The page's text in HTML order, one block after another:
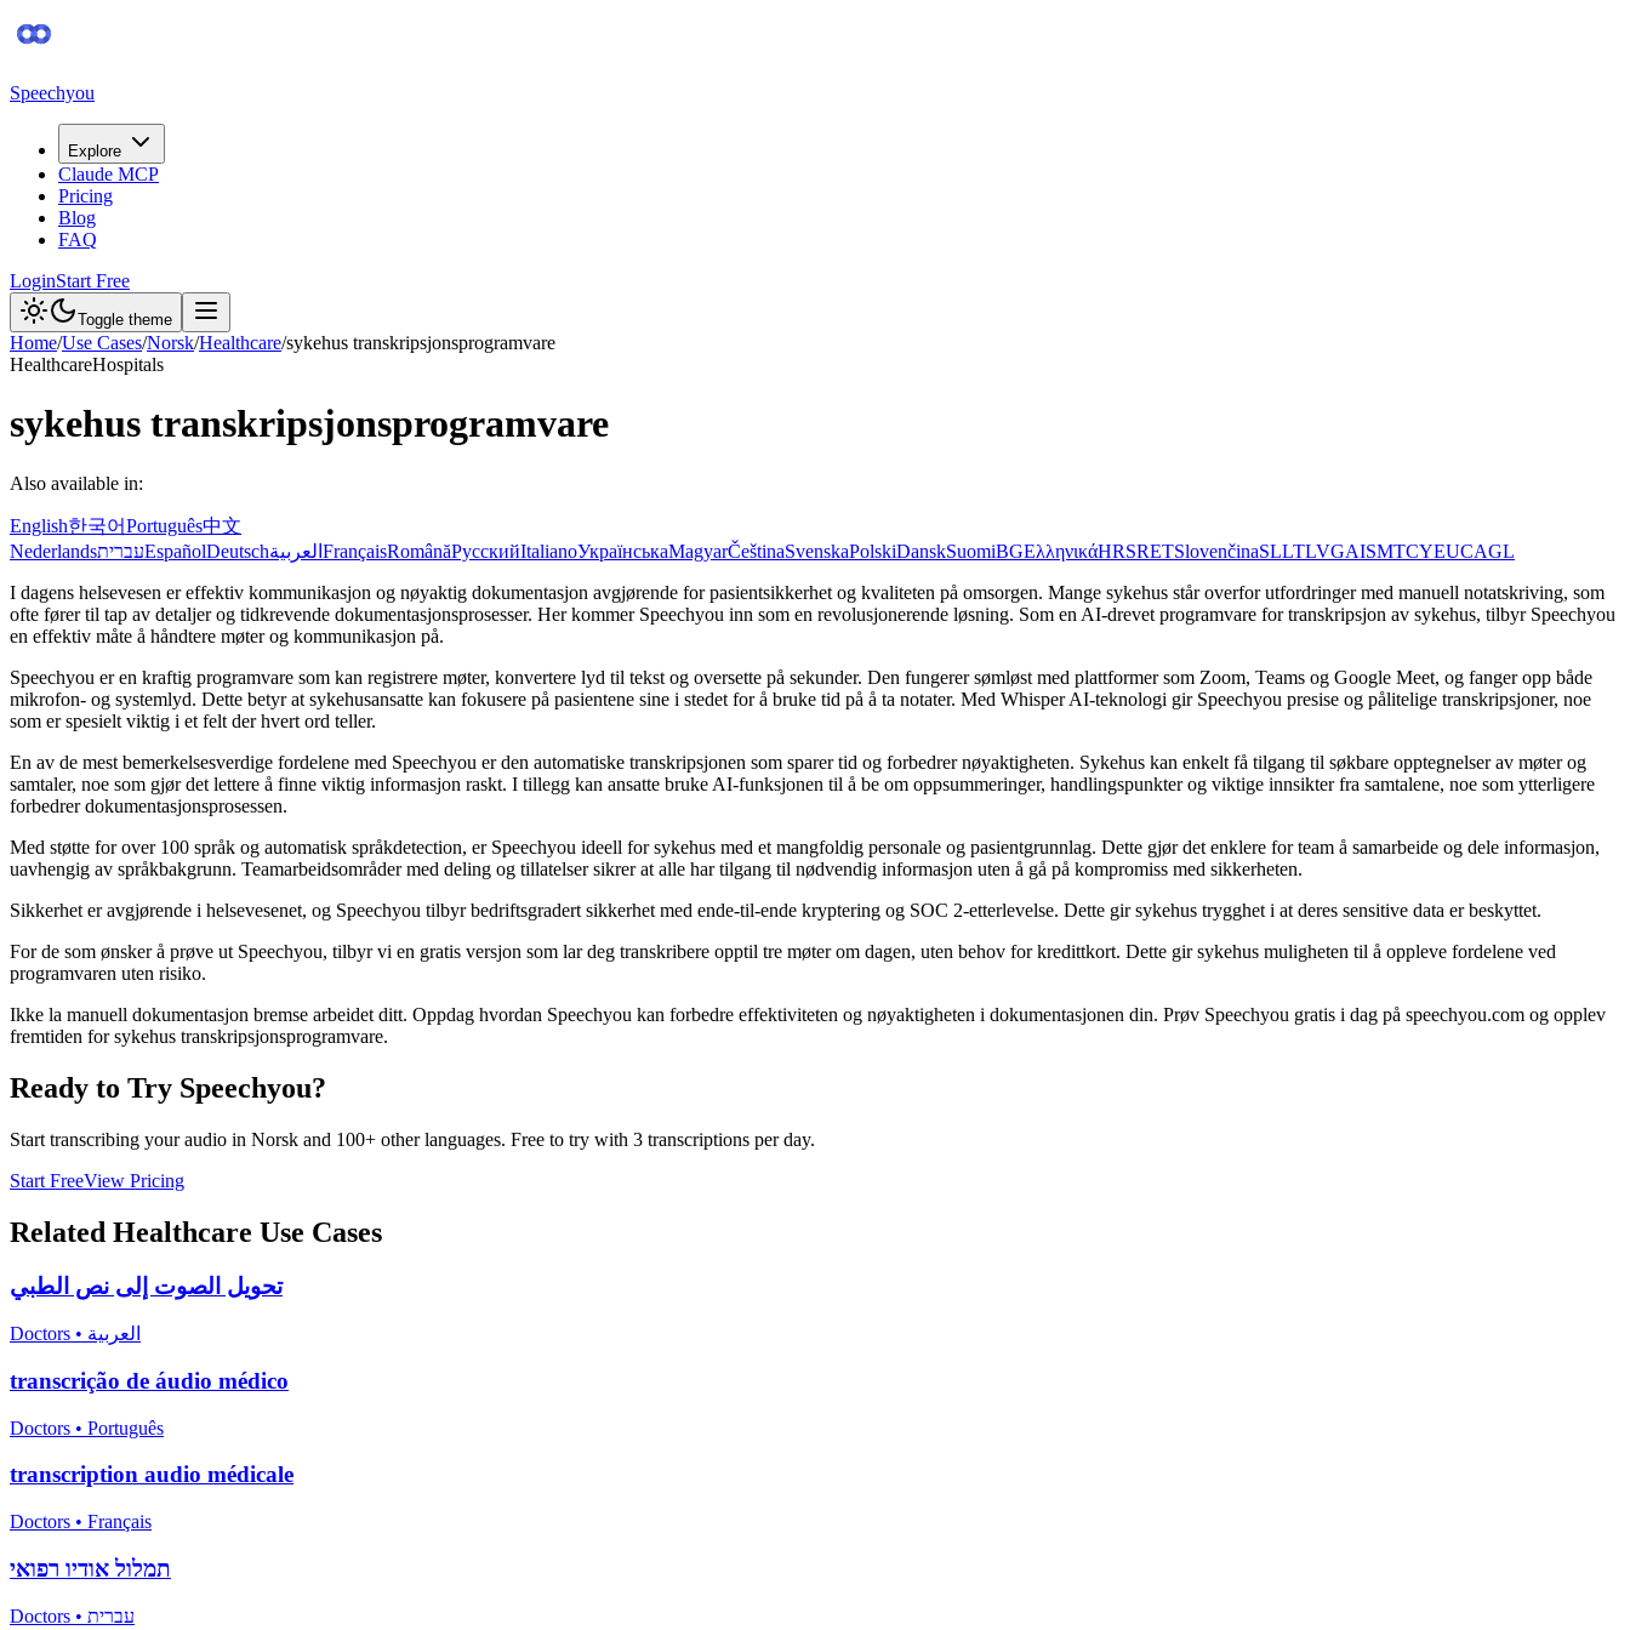
Speechyou
Explore
Claude MCP
Pricing
Blog
FAQ
LoginStart Free
Toggle theme
Home/Use Cases/Norsk/Healthcare/sykehus transkripsjonsprogramvare
HealthcareHospitals
sykehus transkripsjonsprogramvare
Also available in:
English한국어Português中文
NederlandsעבריתEspañolDeutschالعربية FrançaisRomânăРусскийItalianoУкраїнськаMagyarČeštinaSvenskaPolskiDanskSuomiBGΕλληνικάHRSRETSlovenčinaSLLTLVGAISMTCYEUCAGL
I dagens helsevesen er effektiv kommunikasjon og nøyaktig dokumentasjon avgjørende for pasientsikkerhet og kvaliteten på omsorgen. Mange sykehus står overfor utfordringer med manuell notatskriving, som
ofte fører til tap av detaljer og tidkrevende dokumentasjonsprosesser. Her kommer Speechyou inn som en revolusjonerende løsning. Som en AI-drevet programvare for transkripsjon av sykehus, tilbyr Speechyou
en effektiv måte å håndtere møter og kommunikasjon på.
Speechyou er en kraftig programvare som kan registrere møter, konvertere lyd til tekst og oversette på sekunder. Den fungerer sømløst med plattformer som Zoom, Teams og Google Meet, og fanger opp både
mikrofon- og systemlyd. Dette betyr at sykehusansatte kan fokusere på pasientene sine i stedet for å bruke tid på å ta notater. Med Whisper AI-teknologi gir Speechyou presise og pålitelige transkripsjoner, noe
som er spesielt viktig i et felt der hvert ord teller.
En av de mest bemerkelsesverdige fordelene med Speechyou er den automatiske transkripsjonen som sparer tid og forbedrer nøyaktigheten. Sykehus kan enkelt få tilgang til søkbare opptegnelser av møter og
samtaler, noe som gjør det lettere å finne viktig informasjon raskt. I tillegg kan ansatte bruke AI-funksjonen til å be om oppsummeringer, handlingspunkter og viktige innsikter fra samtalene, noe som ytterligere
forbedrer dokumentasjonsprosessen.
Med støtte for over 100 språk og automatisk språkdetection, er Speechyou ideell for sykehus med et mangfoldig personale og pasientgrunnlag. Dette gjør det enklere for team å samarbeide og dele informasjon,
uavhengig av språkbakgrunn. Teamarbeidsområder med deling og tillatelser sikrer at alle har tilgang til nødvendig informasjon uten å gå på kompromiss med sikkerheten.
Sikkerhet er avgjørende i helsevesenet, og Speechyou tilbyr bedriftsgradert sikkerhet med ende-til-ende kryptering og SOC 2-etterlevelse. Dette gir sykehus trygghet i at deres sensitive data er beskyttet.
For de som ønsker å prøve ut Speechyou, tilbyr vi en gratis versjon som lar deg transkribere opptil tre møter om dagen, uten behov for kredittkort. Dette gir sykehus muligheten til å oppleve fordelene ved
programvaren uten risiko.
Ikke la manuell dokumentasjon bremse arbeidet ditt. Oppdag hvordan Speechyou kan forbedre effektiviteten og nøyaktigheten i dokumentasjonen din. Prøv Speechyou gratis i dag på speechyou.com og opplev
fremtiden for sykehus transkripsjonsprogramvare.
Ready to Try Speechyou?
Start transcribing your audio in Norsk and 100+ other languages. Free to try with 3 transcriptions per day.
Start FreeView Pricing
Related Healthcare Use Cases
تحويل الصوت إلى نص الطبي
Doctors • العربية
transcrição de áudio médico
Doctors • Português
transcription audio médicale
Doctors • Français
תמלול אודיו רפואי
Doctors • עברית